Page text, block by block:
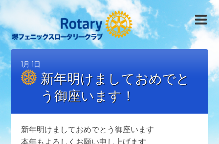
1月 1日
新年明けましておめでと
う御座います！
新年明けましておめでとう御座います
本年もよろしくお願い申し上げます